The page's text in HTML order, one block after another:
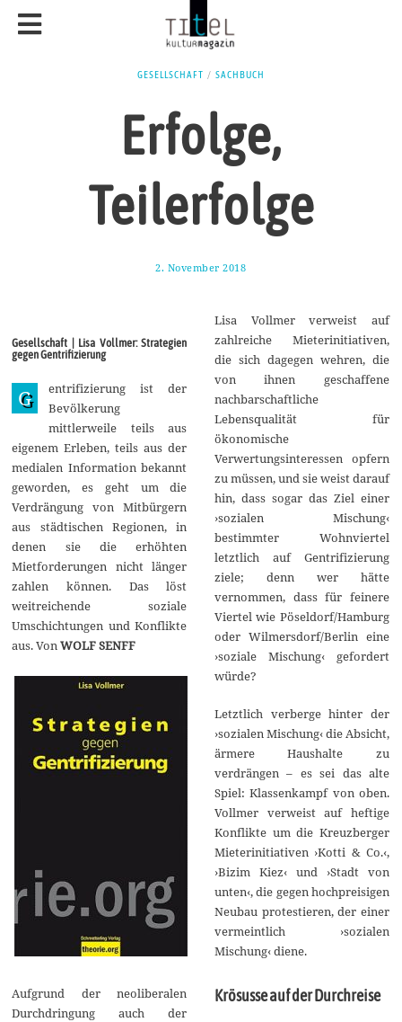
GESELLSCHAFT / SACHBUCH
Erfolge,
Teilerfolge
2. November 2018
v
e
m
b
2
0
8
Gesellschaft | Lisa Vollmer: Strategien
gegen Gentrifizierung
G
entrifizierung ist der
Bevölkerung
mittlerweile teils aus
eigenem Erleben, teils aus der
medialen Information bekannt
geworden, es geht um die
Verdrängung von Mitbürgern
aus städtischen Regionen, in
denen sie die erhöhten
Mietforderungen nicht länger
zahlen können. Das löst
weitreichende soziale
Umschichtungen und Konflikte
aus. VonWOLF SENFF
Aufgrund der neoliberalen
Durchdringung auch der
Lisa Vollmer verweist auf
zahlreiche Mieterinitiativen,
die sich dagegen wehren, die
von ihnen geschaffene
nachbarschaftliche
Lebensqualität für
ökonomische
Verwertungsinteressen opfern
zu müssen, und sie weist darauf
hin, dass sogar das Ziel einer
›sozialen Mischung‹
bestimmter Wohnviertel
letztlich auf Gentrifizierung
ziele; denn wer hätte
vernommen, dass für feinere
Viertel wie Pöseldorf/Hamburg
oder Wilmersdorf/Berlin eine
›soziale Mischung‹ gefordert
würde?
Letztlich verberge hinter der
›sozialen Mischung‹ die Absicht,
ärmere Haushalte zu
verdrängen – es sei das alte
Spiel: Klassenkampf von oben.
Vollmer verweist auf heftige
Konflikte um die Kreuzberger
Mieterinitiativen ›Kotti & Co.‹,
›Bizim Kiez‹ und ›Stadt von
unten‹, die gegen hochpreisigen
Neubau protestieren, der einer
vermeintlich ›sozialen
Mischung‹ diene.
Krösusse auf der Durchreise